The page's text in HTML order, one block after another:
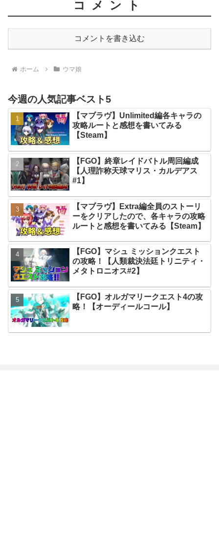
コメント
コメントを書き込む
ホーム ウマ娘
今週の人気記事ベスト5
【マブラヴ】Unlimited編各キャラの
攻略ルートと感想を書いてみる
【Steam】
【FGO】終章レイドバトル周回編成
【人理詐称天球マリス・カルデアス
#1】
【マブラヴ】Extra編全員のストーリ
ーをクリアしたので、各キャラの攻略
ルートと感想を書いてみる【Steam】
【FGO】マシュ ミッションクエスト
の攻略！【人類裁決法廷トリニティ・
メタトロニオス#2】
【FGO】オルガマリークエスト4の攻
略！【オーディールコール】